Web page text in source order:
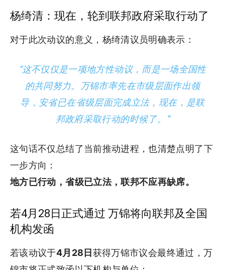
杨绮清：现在，轮到联邦政府采取行动了
对于此次动议的意义，杨绮清议员明确表示：
“这不仅仅是一项地方性动议，而是一场全国性
的共同努力。万锦市率先在市级层面作出领
导，安省已在省级层面完成立法，现在，是联
邦政府采取行动的时候了。”
这句话不仅总结了当前推动进程，也清楚点明了下
一步方向：
地方已行动，省级已立法，联邦不应再缺席。
若4月28日正式通过 万锦将向联邦及全国
机构发函
若该动议于4月28日 获得万锦市议会最终通过，万